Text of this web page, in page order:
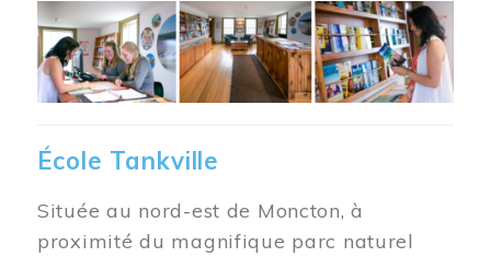
Image
École Tankville
Située au nord-est de Moncton, à
proximité du magnifique parc naturel